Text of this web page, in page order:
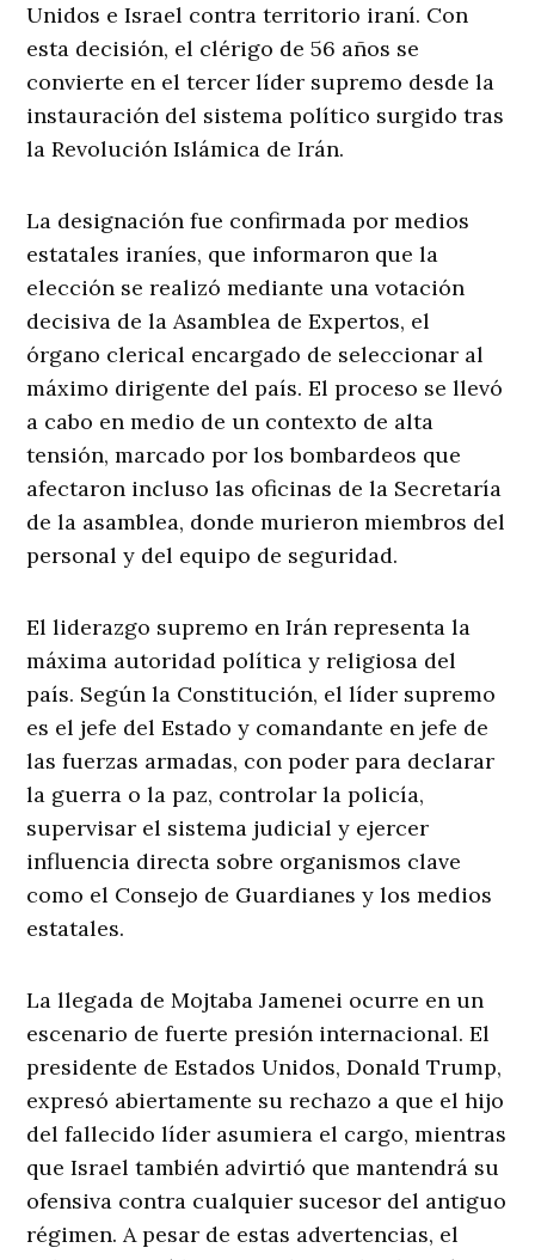
Unidos e Israel contra territorio iraní. Con
esta decisión, el clérigo de 56 años se
convierte en el tercer líder supremo desde la
instauración del sistema político surgido tras
la Revolución Islámica de Irán.
La designación fue confirmada por medios
estatales iraníes, que informaron que la
elección se realizó mediante una votación
decisiva de la Asamblea de Expertos, el
órgano clerical encargado de seleccionar al
máximo dirigente del país. El proceso se llevó
a cabo en medio de un contexto de alta
tensión, marcado por los bombardeos que
afectaron incluso las oficinas de la Secretaría
de la asamblea, donde murieron miembros del
personal y del equipo de seguridad.
El liderazgo supremo en Irán representa la
máxima autoridad política y religiosa del
país. Según la Constitución, el líder supremo
es el jefe del Estado y comandante en jefe de
las fuerzas armadas, con poder para declarar
la guerra o la paz, controlar la policía,
supervisar el sistema judicial y ejercer
influencia directa sobre organismos clave
como el Consejo de Guardianes y los medios
estatales.
La llegada de Mojtaba Jamenei ocurre en un
escenario de fuerte presión internacional. El
presidente de Estados Unidos, Donald Trump,
expresó abiertamente su rechazo a que el hijo
del fallecido líder asumiera el cargo, mientras
que Israel también advirtió que mantendrá su
ofensiva contra cualquier sucesor del antiguo
régimen. A pesar de estas advertencias, el